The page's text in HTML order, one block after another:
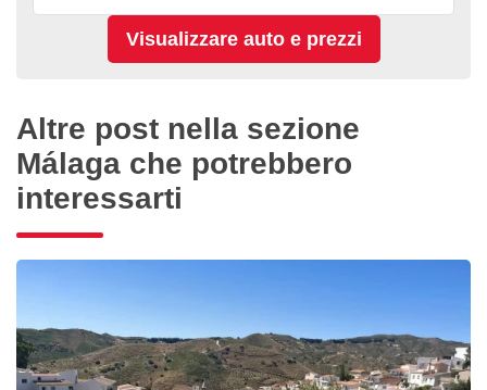
Altre post nella sezione
Málaga che potrebbero
interessarti